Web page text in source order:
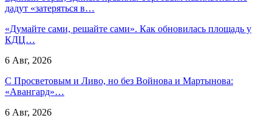
дадут «затеряться в…
«Думайте сами, решайте сами». Как обновилась площадь у
КДЦ…
6 Авг, 2026
С Просветовым и Ливо, но без Войнова и Мартынова:
«Авангард»…
6 Авг, 2026